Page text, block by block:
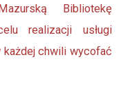
Bibliotekę
realizacji usługi
chwili wycofać